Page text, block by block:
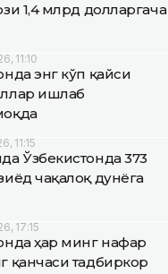
1,4 млрд долларгача
11:10
энг кўп қайси
ишлаб
11:15
Ўзбекистонда 373
чақалоқ дунёга
17:15
ҳар минг нафар
қанчаси тадбиркор